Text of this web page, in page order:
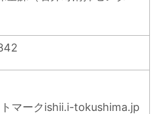
マークishii.i-tokushima.jp